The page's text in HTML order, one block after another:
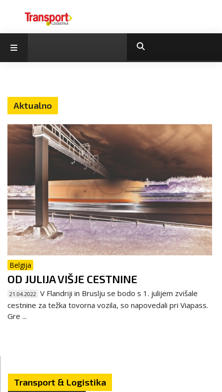
Aktualno
Belgija
OD JULIJA VIŠJE CESTNINE
21.04.2022 V Flandriji in Bruslju se bodo s 1. julijem zvišale
cestnine za težka tovorna vozila, so napovedali pri Viapass.
Gre ...
Transport & Logistika